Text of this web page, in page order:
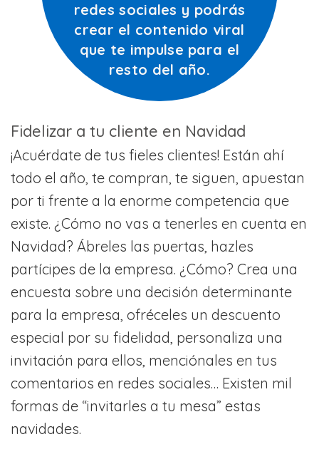
redes sociales y podrás
crear el contenido viral
que te impulse para el
resto del año.
Fidelizar a tu cliente en Navidad
¡Acuérdate de tus fieles clientes! Están ahí
todo el año, te compran, te siguen, apuestan
por ti frente a la enorme competencia que
existe. ¿Cómo no vas a tenerles en cuenta en
Navidad? Ábreles las puertas, hazles
partícipes de la empresa. ¿Cómo? Crea una
encuesta sobre una decisión determinante
para la empresa, ofréceles un descuento
especial por su fidelidad, personaliza una
invitación para ellos, menciónales en tus
comentarios en redes sociales… Existen mil
formas de “invitarles a tu mesa” estas
navidades.